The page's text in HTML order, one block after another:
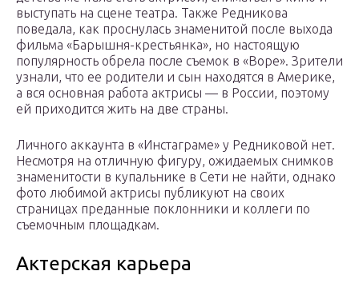
выступать на сцене театра. Также Редникова
поведала, как проснулась знаменитой после выхода
фильма «Барышня-крестьянка», но настоящую
популярность обрела после съемок в «Воре». Зрители
узнали, что ее родители и сын находятся в Америке,
а вся основная работа актрисы — в России, поэтому
ей приходится жить на две страны.
Личного аккаунта в «Инстаграме» у Редниковой нет.
Несмотря на отличную фигуру, ожидаемых снимков
знаменитости в купальнике в Сети не найти, однако
фото любимой актрисы публикуют на своих
страницах преданные поклонники и коллеги по
съемочным площадкам.
Актерская карьера